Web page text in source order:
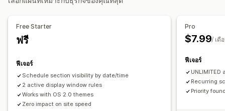
Free Starter
ฟรี
ฟีเจอร์
Schedule section visibility by date/time
2 active display window rules
Works with OS 2.0 themes
Zero impact on site speed
Pro
$7.99/ เดื
ฟีเจอร์
Recurring
Priority